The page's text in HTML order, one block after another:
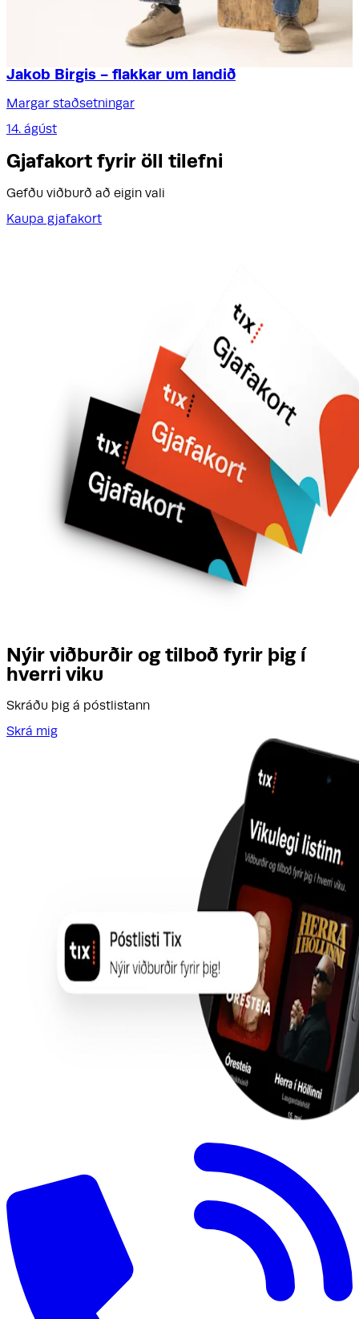
Jakob Birgis - flakkar um landið
Margar staðsetningar
14. ágúst
Gjafakort fyrir öll tilefni
Gefðu viðburð að eigin vali
Kaupa gjafakort
Nýir viðburðir og tilboð fyrir þig í
hverri viku
Skráðu þig á póstlistann
Skrá mig